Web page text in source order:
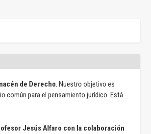
de Derecho. Nuestro objetivo es
común para el pensamiento jurídico. Está
Jesús Alfaro con la colaboración